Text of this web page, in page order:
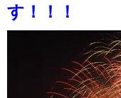
す！！！